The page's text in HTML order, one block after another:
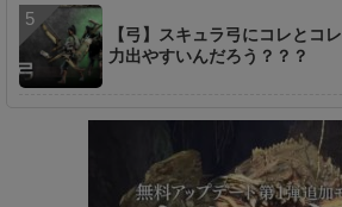
【弓】スキュラ弓にコレとコ
力出やすいんだろう？？？